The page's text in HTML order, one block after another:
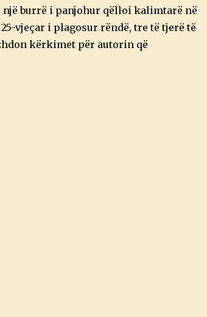
një burrë i panjohur qëlloi kalimtarë në
vjeçar i plagosur rëndë, tre të tjerë të
kërkimet për autorin që